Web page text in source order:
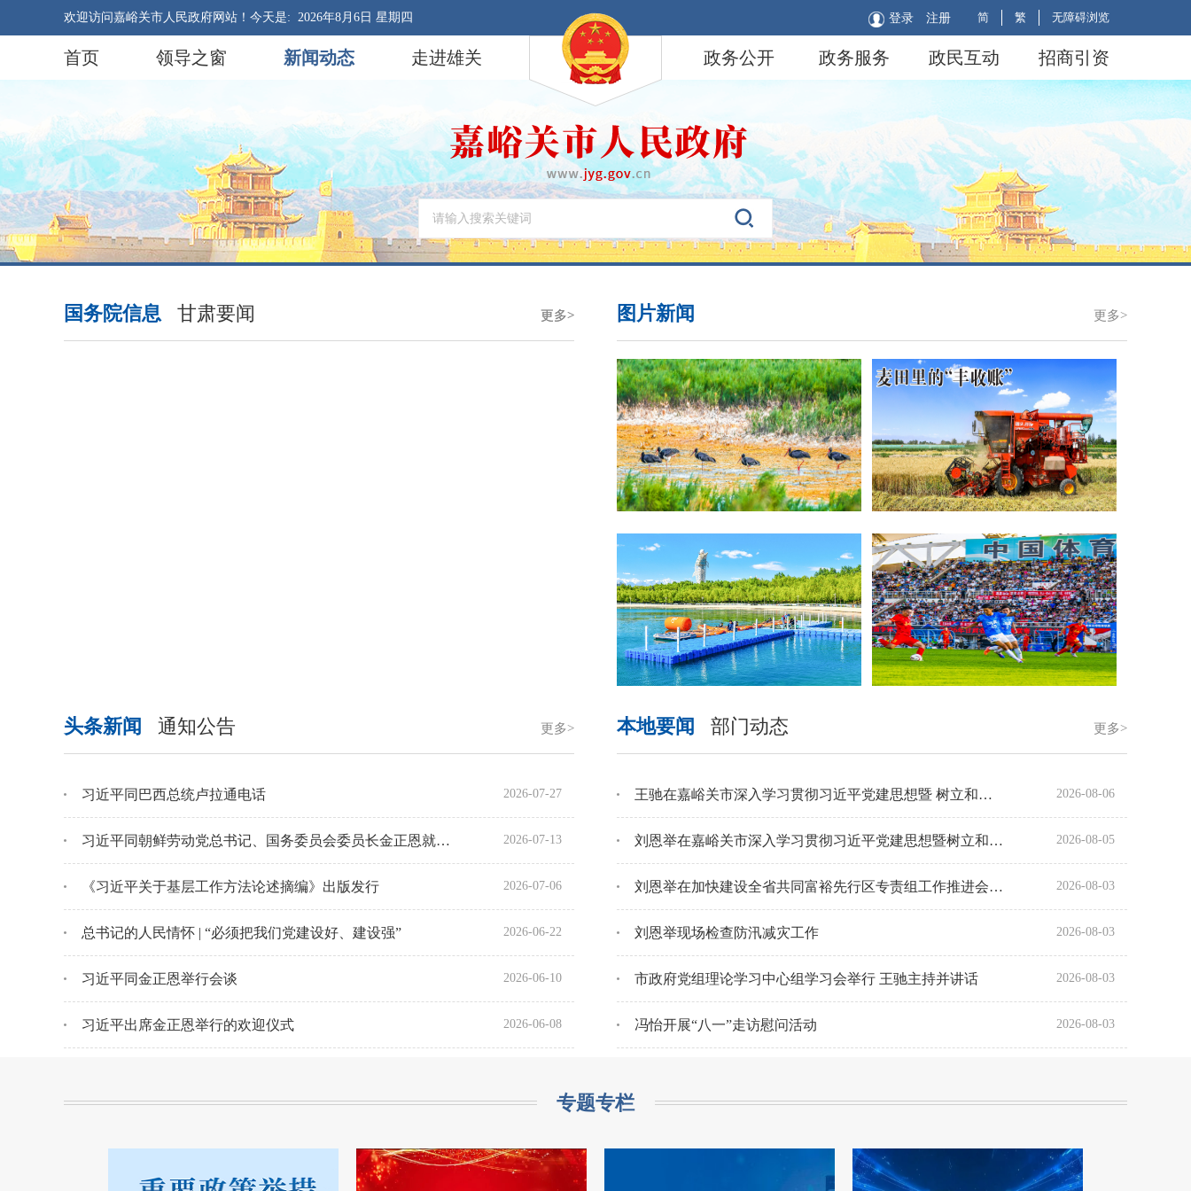
欢迎访问嘉峪关市人民政府网站！今天是: 2026年8月6日 星期四 简 繁 无障碍浏览
登录 注册
首页 领导之窗 新闻动态 走进雄关 政务公开 政务服务 政民互动 招商引资
国务院信息 甘肃要闻 更多>
更多> 图片新闻 更多>
头条新闻 通知公告 更多>
习近平同巴西总统卢拉通电话 2026-07-27
习近平同朝鲜劳动党总书记、国务委员会委员长金正恩就《中朝友好合作互助条约》签订65周年互致贺电 2026-07-13
《习近平关于基层工作方法论述摘编》出版发行 2026-07-06
总书记的人民情怀 | “必须把我们党建设好、建设强” 2026-06-22
习近平同金正恩举行会谈 2026-06-10
习近平出席金正恩举行的欢迎仪式 2026-06-08
本地要闻 部门动态 更多>
王驰在嘉峪关市深入学习贯彻习近平党建思想暨 树立和践行正确政绩观学习教育专题研讨班上作辅导报告 2026-08-06
刘恩举在嘉峪关市深入学习贯彻习近平党建思想暨树立和践行正确政绩观学习教育专题研讨班上强调 把政绩书写... 2026-08-05
刘恩举在加快建设全省共同富裕先行区专责组工作推进会上强调 以长久之功加压奋进克难攻坚 推动全省共同富... 2026-08-03
刘恩举现场检查防汛减灾工作 2026-08-03
市政府党组理论学习中心组学习会举行 王驰主持并讲话 2026-08-03
冯怡开展“八一”走访慰问活动 2026-08-03
专题专栏